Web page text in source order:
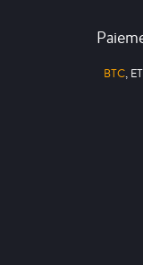
BTC,